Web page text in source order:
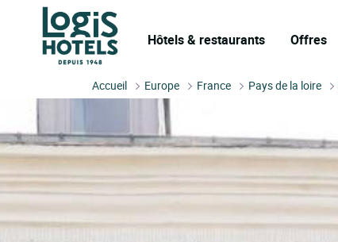
Hôtels & restaurants Offres
Accueil Europe France Pays de la loire